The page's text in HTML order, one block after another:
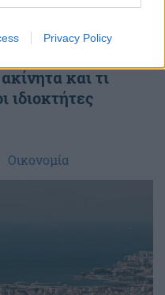
Privacy Policy
και τι
ιδιοκτήτες
Οικονομία